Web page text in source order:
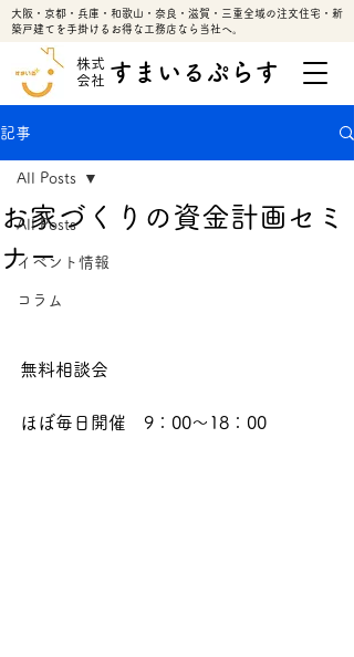
大阪・京都・兵庫・和歌山・奈良・滋賀・三重全域の注文住宅・新
築戸建てを手掛けるお得な工務店なら当社へ。
株式
会社 すまいるぷらす
記事
All Posts
イベント情報
コラム
All Posts
お家づくりの資金計画セミ
ナー
無料相談会
ほぼ毎日開催　9：00～18：00